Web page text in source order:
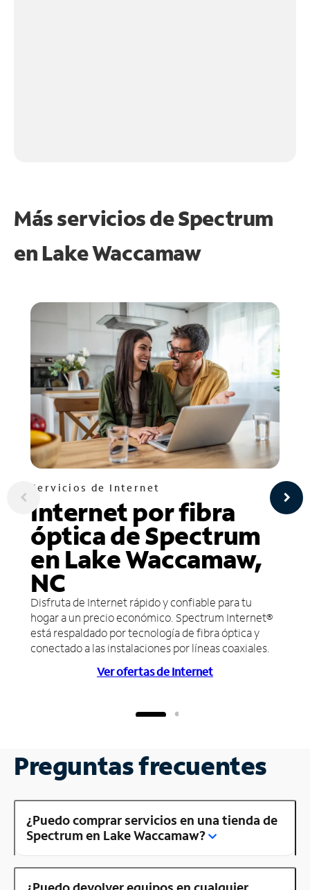
Más servicios de Spectrum
en Lake Waccamaw
Servicios de Internet
Internet por fibra
óptica de Spectrum
en Lake Waccamaw,
NC
Disfruta de Internet rápido y confiable para tu
hogar a un precio económico. Spectrum Internet®
está respaldado por tecnología de fibra óptica y
conectado a las instalaciones por líneas coaxiales.
Ver ofertas de Internet
Preguntas frecuentes
¿Puedo comprar servicios en una tienda de
Spectrum en Lake Waccamaw?